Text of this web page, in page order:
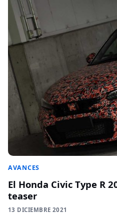
AVANCES
El Honda Civic Type R
teaser
13 DICIEMBRE 2021